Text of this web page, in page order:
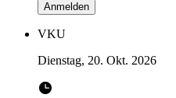
Anmelden
VKU
Dienstag, 20. Okt. 2026